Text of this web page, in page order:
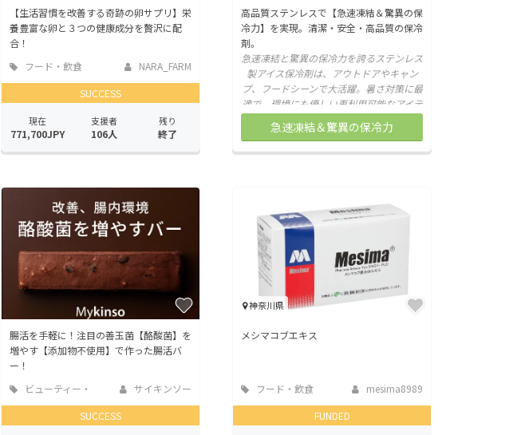
【生活習慣を改善する奇跡の卵サプリ】栄
養豊富な卵と３つの健康成分を贅沢に配
合！
フード・飲食
NARA_FARM
SUCCESS
現在
771,700JPY
支援者
106人
残り
終了
高品質ステンレスで【急速凍結＆驚異の保
冷力】を実現。清潔・安全・高品質の保冷
剤。
急速凍結と驚異の保冷力を誇るステンレス
製アイス保冷剤は、アウトドアやキャン
プ、フードシーンで大活躍。暑さ対策に最
適で、環境にも優しい再利用可能なアイテ
急速凍結＆驚異の保冷力
腸活を手軽に！注目の善玉菌【酪酸菌】を
増やす【添加物不使用】で作った腸活バ
ー！
ビューティー・
サイキンソー
SUCCESS
神奈川県
メシマコブエキス
フード・飲食
mesima8989
FUNDED